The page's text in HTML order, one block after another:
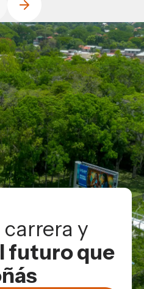
y
futuro que